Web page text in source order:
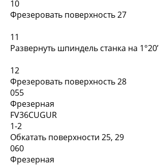
10
Фрезеровать поверхность 27
11
Развернуть шпиндель станка на 1°20’
12
Фрезеровать поверхность 28
055
Фрезерная
FV36CUGUR
1-2
Обкатать поверхности 25, 29
060
Фрезерная